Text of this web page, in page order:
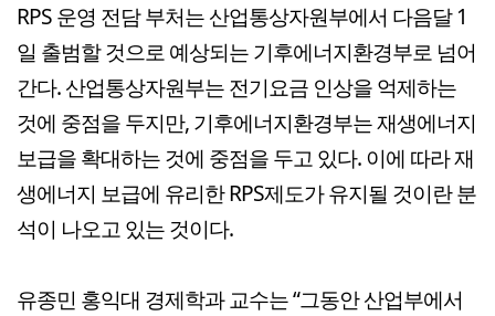
RPS 운영 전담 부처는 산업통상자원부에서 다음달 1
일 출범할 것으로 예상되는 기후에너지환경부로 넘어
간다. 산업통상자원부는 전기요금 인상을 억제하는
것에 중점을 두지만, 기후에너지환경부는 재생에너지
보급을 확대하는 것에 중점을 두고 있다. 이에 따라 재
생에너지 보급에 유리한 RPS제도가 유지될 것이란 분
석이 나오고 있는 것이다.
유종민 홍익대 경제학과 교수는 “그동안 산업부에서